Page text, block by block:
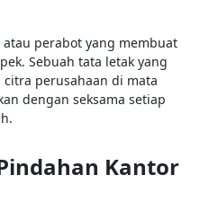
perabot yang membuat
Sebuah tata letak yang
perusahaan di mata
dengan seksama setiap
Kantor